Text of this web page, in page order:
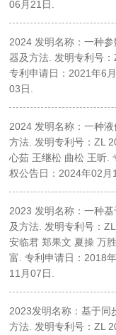
06月21日.
2024 发明名称：一种
器及方法. 发明专利号
专利申请日：2021年6
03日.
2024 发明名称：一种
方法. 发明专利号：ZL
心茹 王继松 曲松 王昕.
权公告日：2024年02月
2023 发明名称：一种
及方法. 发明专利号：
安临君 郑果文 夏操 万
富. 专利申请日：2018
11月07日.
2023发明名称：基于同
方法. 发明专利号：ZL